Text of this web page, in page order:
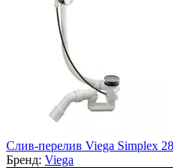
Слив-перелив Viega Simplex
Бренд: Viega